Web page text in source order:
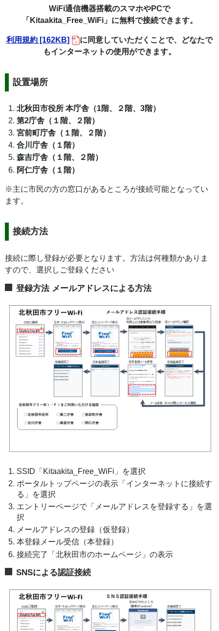
WiFi通信機器搭載のスマホやPCで
「Kitaakita_Free_WiFi」に無料で接続できます。
利用規約 [162KB]
に同意していただくことで、どなたで
もインターネットの使用ができます。
設置場所
北秋田市役所 本庁舎（1階、２階、3階）
第2庁舎（１階、２階）
宮前町庁舎（１階、２階）
合川庁舎（１階）
森吉庁舎（１階、２階）
阿仁庁舎（１階）
※主に市民の方の窓口があるところが接続可能となってい
ます。
接続方法
接続に際し登録が必要となります。方法は何種類かありま
すので、選択しご登録ください
登録方法 メールアドレスによる方法
SSID「Kitaakita_Free_WiFi」を選択
ポータルトップページの表示「インターネットに接続す
る」を選択
エントリーページで「メールアドレスを登録する」を選
択
メールアドレスの登録（仮登録）
本登録メール受信（本登録）
接続完了「北秋田市のホームページ」の表示
SNSによる認証接続